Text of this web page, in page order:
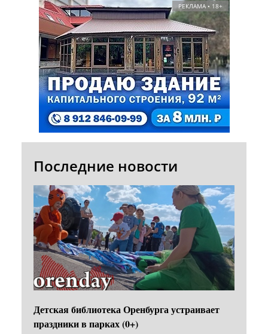
РЕКЛАМА • 18+
Последние новости
Детская библиотека Оренбурга устраивает
праздники в парках (0+)